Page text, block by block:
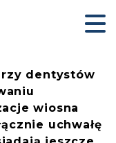
dentystów
wiosna
uchwałę